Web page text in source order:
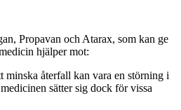
Propavan och Atarax, som kan ge
hjälper mot:
minska återfall kan vara en störning i
sätter sig dock för vissa